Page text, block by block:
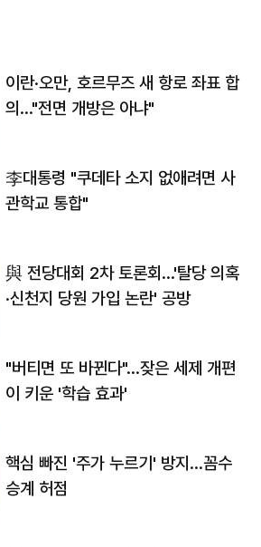
이란·오만, 호르무즈 새 항로 좌표 합
의…"전면 개방은 아냐"
李대통령 "쿠데타 소지 없애려면 사
관학교 통합"
與 전당대회 2차 토론회…'탈당 의혹
·신천지 당원 가입 논란' 공방
"버티면 또 바뀐다"…잦은 세제 개편
이 키운 '학습 효과'
핵심 빠진 '주가 누르기' 방지…꼼수
승계 허점